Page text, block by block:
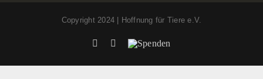
Copyright 2024 | Hoffnung für Tiere e.V.
FacebookInstagram
Spenden